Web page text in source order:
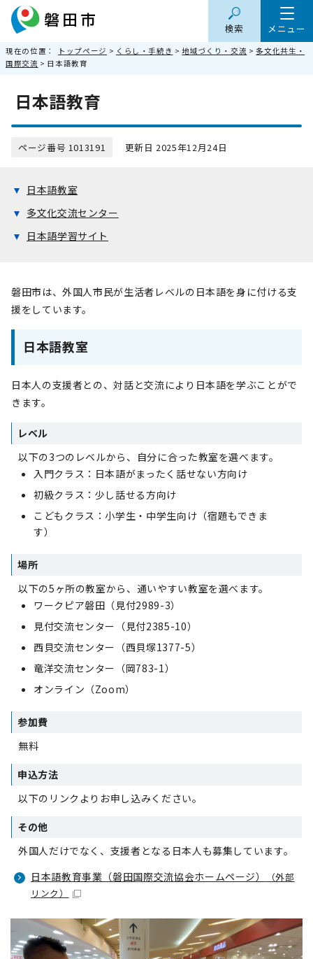
メニュー
検索
現在の位置： トップページ > くらし・手続き >地域づくり・交流 >多文化共生・
国際交流 > 日本語教育
日本語教育
ページ番号 1013191 更新日 2025年12月24日
日本語教室
多文化交流センター
日本語学習サイト
磐田市は、外国人市民が生活者レベルの日本語を身に付ける支
援をしています。
日本語教室
日本人の支援者との、対話と交流により日本語を学ぶことがで
きます。
レベル
以下の3つのレベルから、自分に合った教室を選べます。
入門クラス：日本語がまったく話せない方向け
初級クラス：少し話せる方向け
こどもクラス：小学生・中学生向け（宿題もできま
す）
場所
以下の5ヶ所の教室から、通いやすい教室を選べます。
ワークピア磐田（見付2989-3）
見付交流センター（見付2385-10）
西貝交流センター（西貝塚1377-5）
竜洋交流センター（岡783-1）
オンライン（Zoom）
参加費
無料
申込方法
以下のリンクよりお申し込みください。
その他
外国人だけでなく、支援者となる日本人も募集しています。
日本語教育事業（磐田国際交流協会ホームページ）
（外部
リンク）